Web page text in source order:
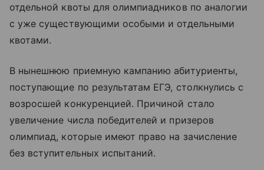
отдельной квоты для олимпиадников по аналогии
с уже существующими особыми и отдельными
квотами.
В нынешнюю приемную кампанию абитуриенты,
поступающие по результатам ЕГЭ, столкнулись с
возросшей конкуренцией. Причиной стало
увеличение числа победителей и призеров
олимпиад, которые имеют право на зачисление
без вступительных испытаний.